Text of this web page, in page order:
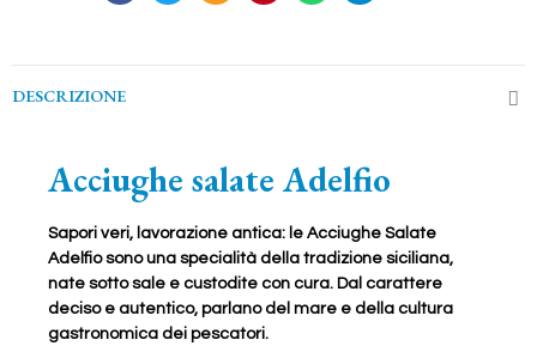
DESCRIZIONE
Acciughe salate Adelfio
Sapori veri, lavorazione antica: le Acciughe Salate
Adelfio sono una specialità della tradizione siciliana,
nate sotto sale e custodite con cura. Dal carattere
deciso e autentico, parlano del mare e della cultura
gastronomica dei pescatori.